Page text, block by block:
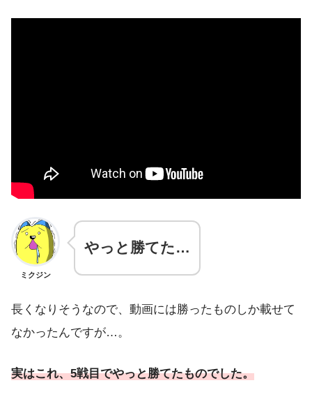
ミクジン
やっと勝てた…
長くなりそうなので、動画には勝ったものしか載せて
なかったんですが…。
実はこれ、5戦目でやっと勝てたものでした。